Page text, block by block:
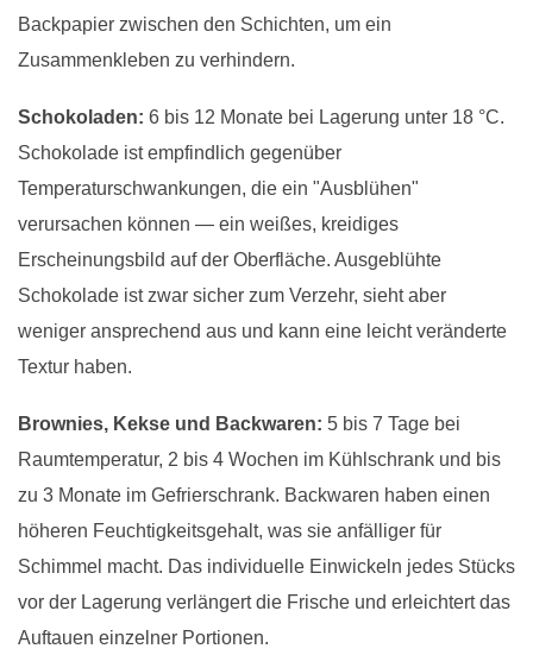
Backpapier zwischen den Schichten, um ein
Zusammenkleben zu verhindern.
Schokoladen: 6 bis 12 Monate bei Lagerung unter 18 °C.
Schokolade ist empfindlich gegenüber
Temperaturschwankungen, die ein "Ausblühen"
verursachen können — ein weißes, kreidiges
Erscheinungsbild auf der Oberfläche. Ausgeblühte
Schokolade ist zwar sicher zum Verzehr, sieht aber
weniger ansprechend aus und kann eine leicht veränderte
Textur haben.
Brownies, Kekse und Backwaren: 5 bis 7 Tage bei
Raumtemperatur, 2 bis 4 Wochen im Kühlschrank und bis
zu 3 Monate im Gefrierschrank. Backwaren haben einen
höheren Feuchtigkeitsgehalt, was sie anfälliger für
Schimmel macht. Das individuelle Einwickeln jedes Stücks
vor der Lagerung verlängert die Frische und erleichtert das
Auftauen einzelner Portionen.